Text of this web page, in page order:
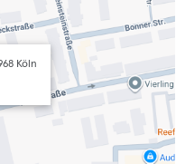
Köln